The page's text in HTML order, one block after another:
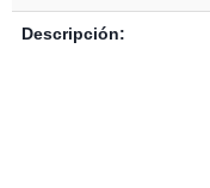
Descripción: